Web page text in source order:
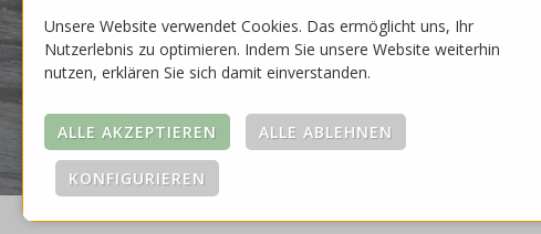
ZUR ANMELDUNG Neuheiten
Unsere Website verwendet Cookies. Das ermöglicht uns, Ihr
Nutzerlebnis zu optimieren. Indem Sie unsere Website weiterhin
nutzen, erklären Sie sich damit einverstanden.